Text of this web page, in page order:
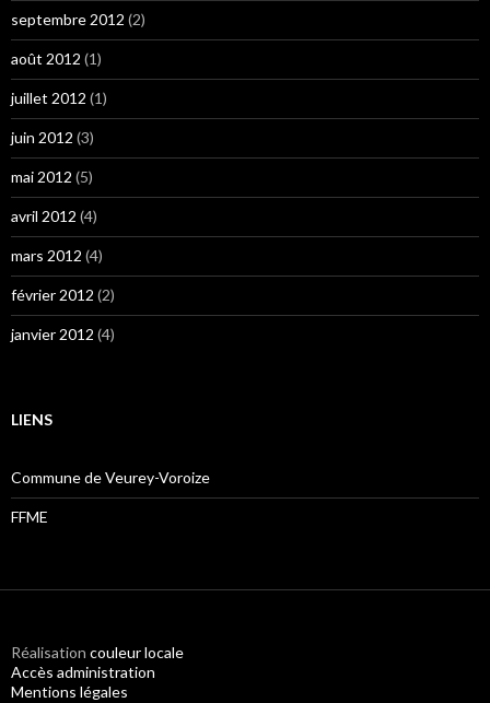
septembre 2012 (2)
août 2012 (1)
juillet 2012 (1)
juin 2012 (3)
mai 2012 (5)
avril 2012 (4)
mars 2012 (4)
février 2012 (2)
janvier 2012 (4)
LIENS
Commune de Veurey-Voroize
FFME
Réalisation couleur locale
Accès administration
Mentions légales